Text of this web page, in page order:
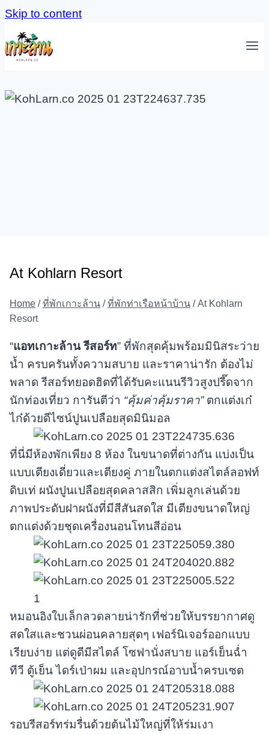
Skip to content
At Kohlarn Resort
Home / ที่พักเกาะล้าน / ที่พักท่าเรือหน้าบ้าน / At Kohlarn
Resort
“แอทเกาะล้าน รีสอร์ท” ที่พักสุดคุ้มพร้อมมินิสระว่าย
น้ำ ครบครันทั้งความสบาย และราคาน่ารัก ต้องไม่
พลาด รีสอร์ทยอดฮิตที่ได้รับคะแนนรีวิวสูงปรี๊ดจาก
นักท่องเที่ยว การันตีว่า “คุ้มค่าคุ้มราคา”ตกแต่งเก๋
ไก๋ด้วยดีไซน์ปูนเปลือยสุดมินิมอล
ที่นี่มีห้องพักเพียง 8 ห้อง ในขนาดที่ต่างกัน แบ่งเป็น
แบบเตียงเดี่ยวและเตียงคู่ ภายในตกแต่งสไตล์ลอฟท์
ดิบเท่ ผนังปูนเปลือยสุดคลาสสิก เพิ่มลูกเล่นด้วย
ภาพประดับฝาผนังที่มีสีสันสดใส มีเตียงขนาดใหญ่
ตกแต่งด้วยชุดเครื่องนอนโทนสีอ่อน
หมอนอิงใบเล็กลวดลายน่ารักที่ช่วยให้บรรยากาศดู
สดใสและชวนผ่อนคลายสุดๆ เฟอร์นิเจอร์ออกแบบ
เรียบง่าย แต่ดูดีมีสไตล์ โซฟานั่งสบาย แอร์เย็นฉ่ำ
ทีวี ตู้เย็น ไดร์เป่าผม และอุปกรณ์อาบน้ำครบเซต
รอบรีสอร์ทร่มรื่นด้วยต้นไม้ใหญ่ที่ให้ร่มเงา